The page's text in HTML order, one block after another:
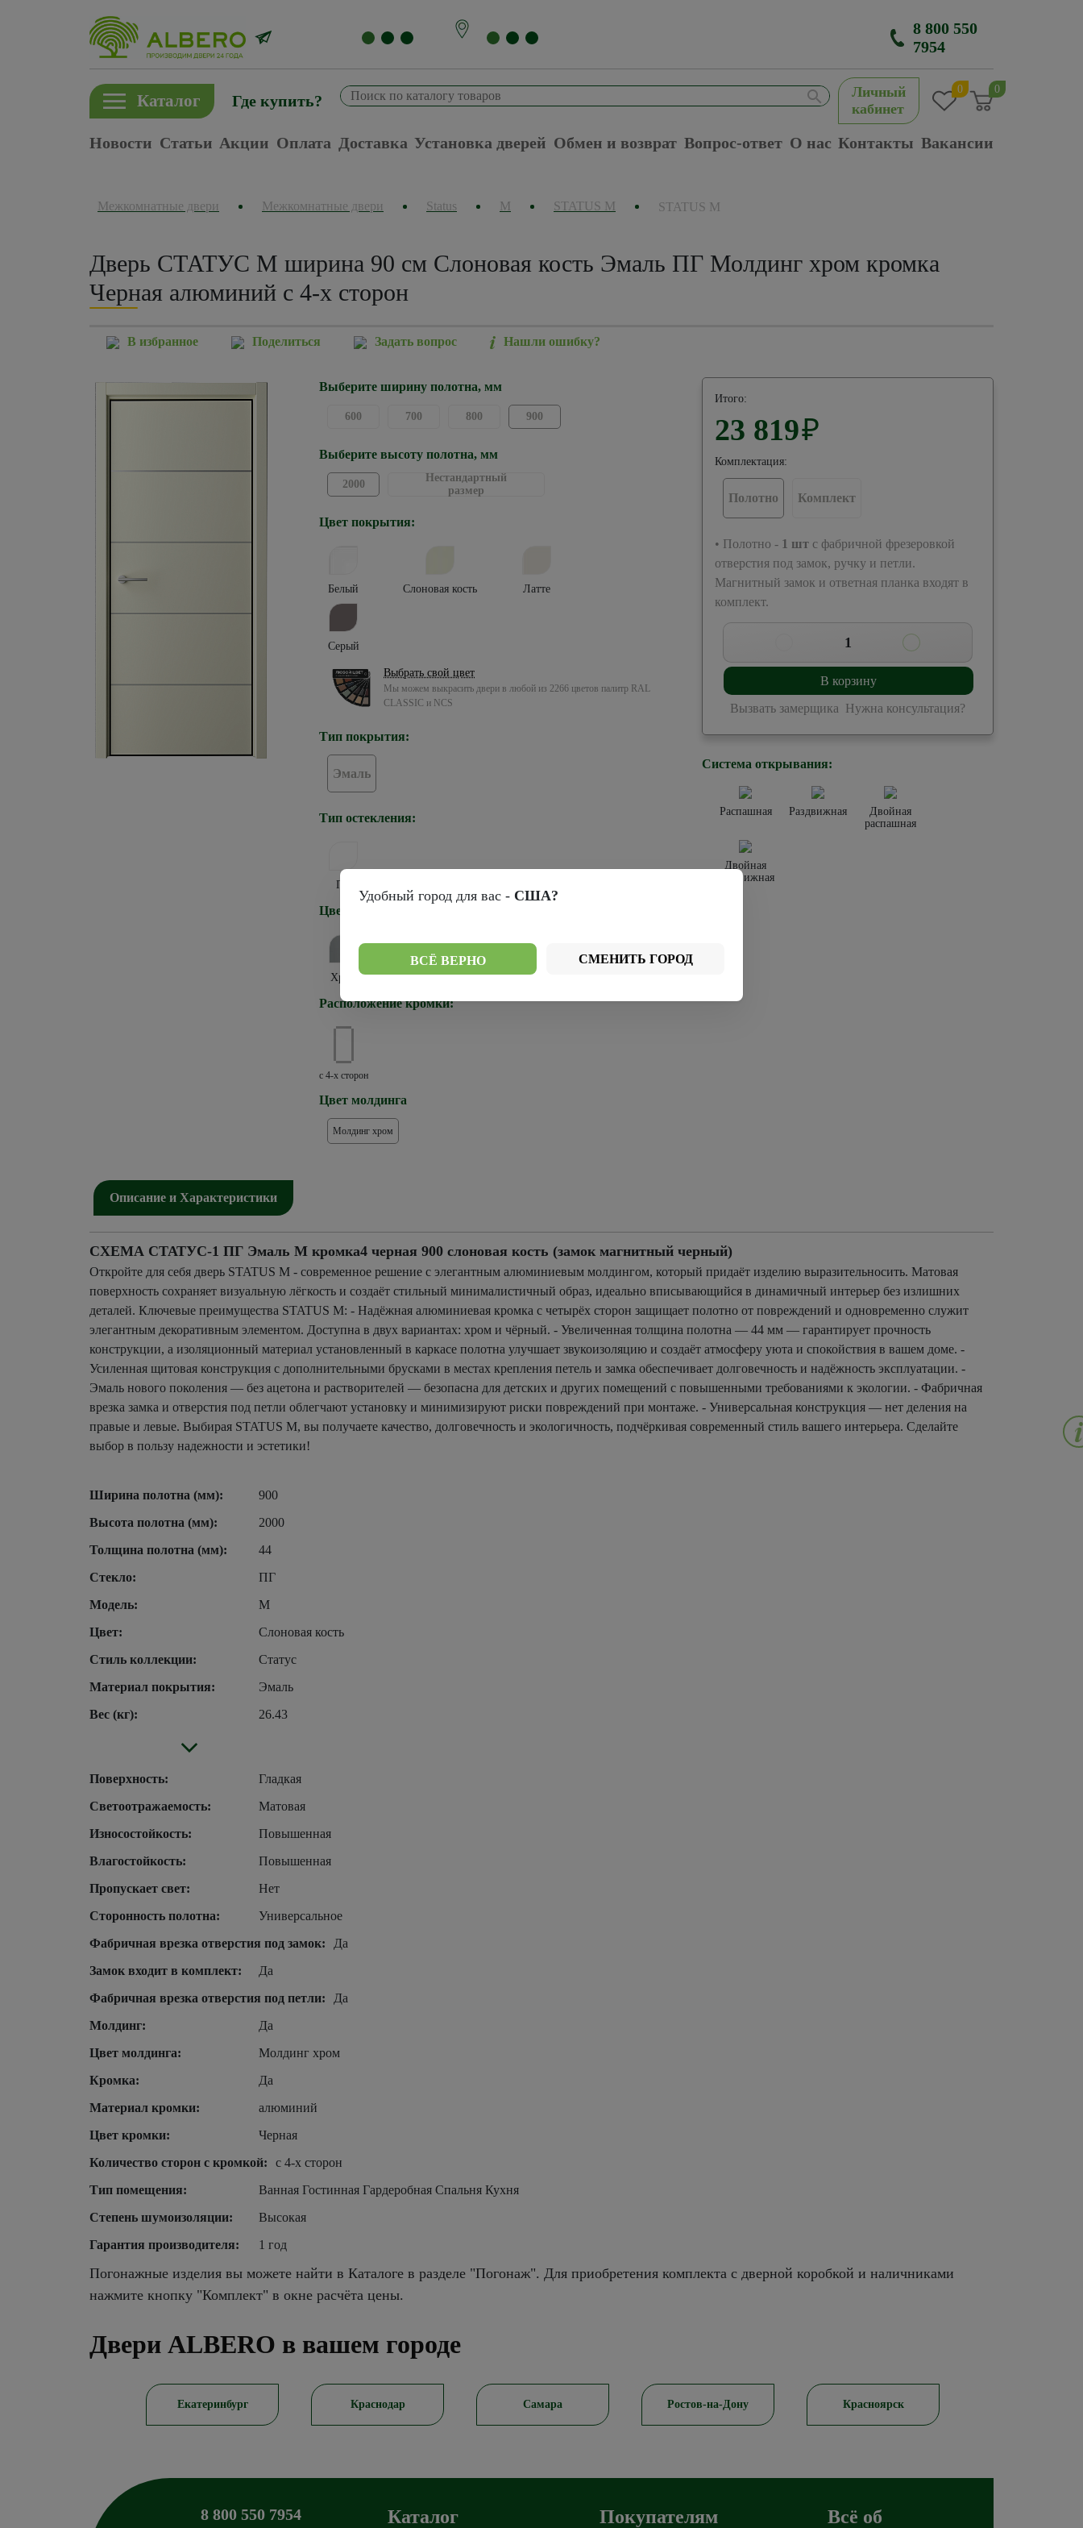
8 800 550
7954
Каталог Где купить?
Личный
кабинет
0 0
Новости Статьи Акции Оплата Доставка Установка дверей Обмен и возврат Вопрос-ответ О нас Контакты Вакансии
Межкомнатные двери Межкомнатные двери Status М STATUS M STATUS M
Дверь СТАТУС M ширина 90 см Слоновая кость Эмаль ПГ Молдинг хром кромка
Черная алюминий с 4-х сторон
В избранное Поделиться Задать вопрос Нашли ошибку?
Выберите ширину полотна, мм
600 700 800 900
Выберите высоту полотна, мм
2000
Нестандартный
размер
Цвет покрытия:
Белый Слоновая кость Латте
Серый
Выбрать свой цвет
Мы можем выкрасить двери в любой из 2266 цветов палитр RAL
CLASSIC и NCS
Тип покрытия:
Эмаль
Тип остекления:
ПГ
Цвет кромки:
Хром Черная
Расположение кромки:
с 4-х сторон
Цвет молдинга
Молдинг хром
Итого:
23 819₽
Комплектация:
Полотно Комплект
• Полотно - 1 шт с фабричной фрезеровкой
отверстия под замок, ручку и петли.
Магнитный замок и ответная планка входят в
комплект.
1
В корзину
Вызвать замерщика Нужна консультация?
Система открывания:
Распашная Раздвижная
Двойная
распашная
Двойная
раздвижная
Описание и Характеристики
СХЕМА СТАТУС-1 ПГ Эмаль M кромка4 черная 900 слоновая кость (замок магнитный черный)
Откройте для себя дверь STATUS М - современное решение с элегантным алюминиевым молдингом, который придаёт изделию выразительносить. Матовая
поверхность сохраняет визуальную лёгкость и создаёт стильный минималистичный образ, идеально вписывающийся в динамичный интерьер без излишних
деталей. Ключевые преимущества STATUS М: - Надёжная алюминиевая кромка с четырёх сторон защищает полотно от повреждений и одновременно служит
элегантным декоративным элементом. Доступна в двух вариантах: хром и чёрный. - Увеличенная толщина полотна — 44 мм — гарантирует прочность
конструкции, а изоляционный материал установленный в каркасе полотна улучшает звукоизоляцию и создаёт атмосферу уюта и спокойствия в вашем доме. -
Усиленная щитовая конструкция с дополнительными брусками в местах крепления петель и замка обеспечивает долговечность и надёжность эксплуатации. -
Эмаль нового поколения — без ацетона и растворителей — безопасна для детских и других помещений с повышенными требованиями к экологии. - Фабричная
врезка замка и отверстия под петли облегчают установку и минимизируют риски повреждений при монтаже. - Универсальная конструкция — нет деления на
правые и левые. Выбирая STATUS М, вы получаете качество, долговечность и экологичность, подчёркивая современный стиль вашего интерьера. Сделайте
выбор в пользу надежности и эстетики!
Ширина полотна (мм):
900
Высота полотна (мм):
2000
Толщина полотна (мм):
44
Стекло:
ПГ
Модель:
М
Цвет:
Слоновая кость
Стиль коллекции:
Статус
Материал покрытия:
Эмаль
Вес (кг):
26.43
Поверхность:
Гладкая
Светоотражаемость:
Матовая
Износостойкость:
Повышенная
Влагостойкость:
Повышенная
Пропускает свет:
Нет
Сторонность полотна:
Универсальное
Фабричная врезка отверстия под замок:
Да
Замок входит в комплект:
Да
Фабричная врезка отверстия под петли:
Да
Молдинг:
Да
Цвет молдинга:
Молдинг хром
Кромка:
Да
Материал кромки:
алюминий
Цвет кромки:
Черная
Количество сторон с кромкой:
с 4-х сторон
Тип помещения:
Ванная Гостинная Гардеробная Спальня Кухня
Степень шумоизоляции:
Высокая
Гарантия производителя:
1 год
Погонажные изделия вы можете найти в Каталоге в разделе "Погонаж". Для приобретения комплекта с дверной коробкой и наличниками
нажмите кнопку "Комплект" в окне расчёта цены.
Двери ALBERO в вашем городе
Екатеринбург Краснодар Самара Ростов-на-Дону Красноярск
8 800 550 7954 Каталог Покупателям
Всё об
Удобный город для вас - США?
ВСЁ ВЕРНО СМЕНИТЬ ГОРОД